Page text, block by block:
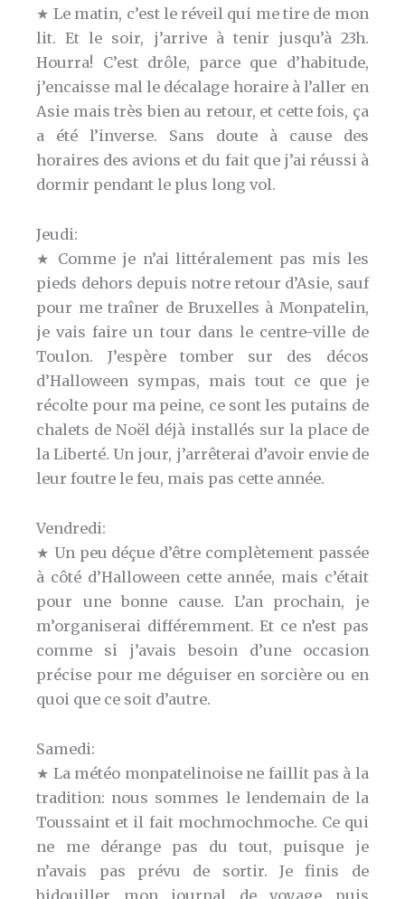
★ Le matin, c’est le réveil qui me tire de mon
lit. Et le soir, j’arrive à tenir jusqu’à 23h.
Hourra! C’est drôle, parce que d’habitude,
j’encaisse mal le décalage horaire à l’aller en
Asie mais très bien au retour, et cette fois, ça
a été l’inverse. Sans doute à cause des
horaires des avions et du fait que j’ai réussi à
dormir pendant le plus long vol.
Jeudi:
★ Comme je n’ai littéralement pas mis les
pieds dehors depuis notre retour d’Asie, sauf
pour me traîner de Bruxelles à Monpatelin,
je vais faire un tour dans le centre-ville de
Toulon. J’espère tomber sur des décos
d’Halloween sympas, mais tout ce que je
récolte pour ma peine, ce sont les putains de
chalets de Noël déjà installés sur la place de
la Liberté. Un jour, j’arrêterai d’avoir envie de
leur foutre le feu, mais pas cette année.
Vendredi:
★ Un peu déçue d’être complètement passée
à côté d’Halloween cette année, mais c’était
pour une bonne cause. L’an prochain, je
m’organiserai différemment. Et ce n’est pas
comme si j’avais besoin d’une occasion
précise pour me déguiser en sorcière ou en
quoi que ce soit d’autre.
Samedi:
★ La météo monpatelinoise ne faillit pas à la
tradition: nous sommes le lendemain de la
Toussaint et il fait mochmochmoche. Ce qui
ne me dérange pas du tout, puisque je
n’avais pas prévu de sortir. Je finis de
bidouiller mon journal de voyage puis